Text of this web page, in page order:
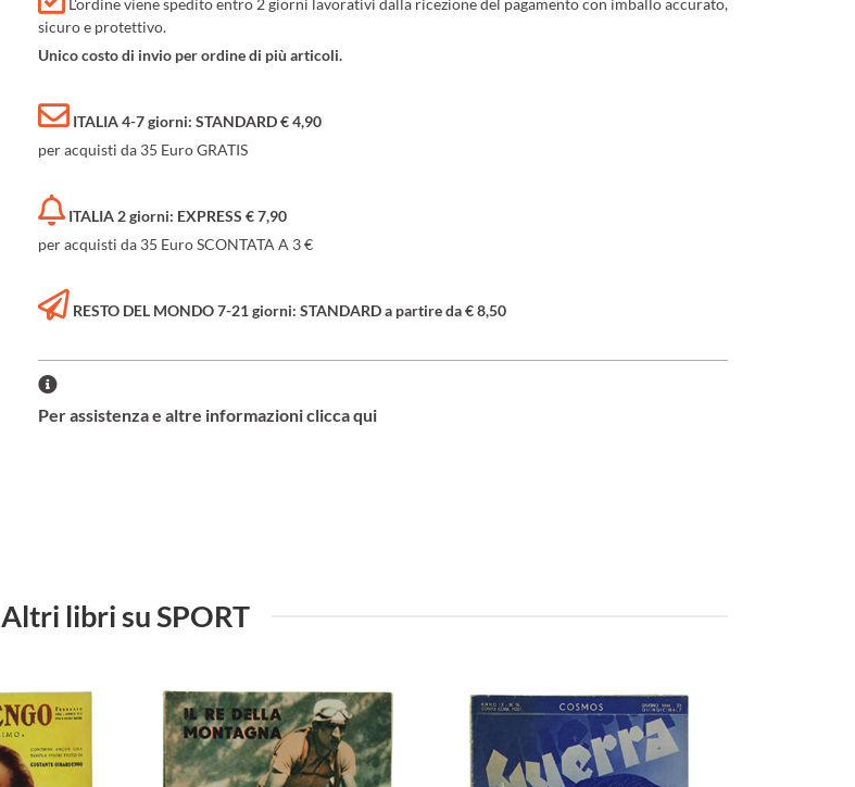
L'ordine viene spedito entro 2 giorni lavorativi dalla ricezione del pagamento con imballo accurato,
sicuro e protettivo.
Unico costo di invio per ordine di più articoli.
ITALIA 4-7 giorni: STANDARD € 4,90
per acquisti da 35 Euro GRATIS
ITALIA 2 giorni: EXPRESS € 7,90
per acquisti da 35 Euro SCONTATA A 3 €
RESTO DEL MONDO 7-21 giorni: STANDARD a partire da € 8,50
Per assistenza e altre informazioni clicca qui
Altri libri su SPORT